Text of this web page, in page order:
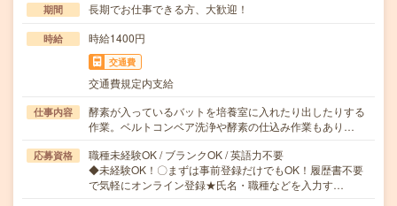
期間 長期でお仕事できる方、大歓迎！
時給 時給1400円
交通費
交通費規定内支給
仕事内容
酵素が入っているバットを培養室に入れたり出したりする
作業。ベルトコンベア洗浄や酵素の仕込み作業もあり…
応募資格
職種未経験OK / ブランクOK / 英語力不要
◆未経験OK！〇まずは事前登録だけでもOK！履歴書不要
で気軽にオンライン登録★氏名・職種などを入力す…